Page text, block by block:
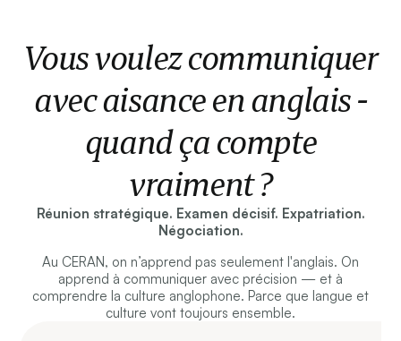
Vous voulez communiquer
avec aisance en anglais -
quand ça compte
vraiment ?
Réunion stratégique. Examen décisif. Expatriation.
Négociation.
Au CERAN, on n’apprend pas seulement l'anglais. On
apprend à communiquer avec précision — et à
comprendre la culture anglophone. Parce que langue et
culture vont toujours ensemble.